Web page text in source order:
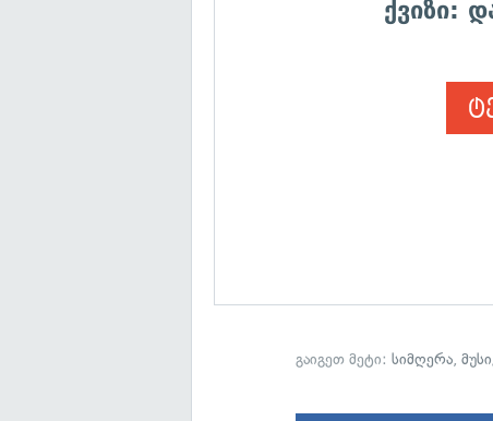
ქვიზი:
გაიგეთ მეტი:სიმღერა,